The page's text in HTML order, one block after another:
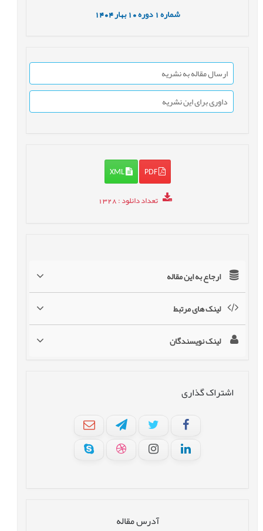
شماره1 دوره10 بهار1404
ارسال مقاله به نشریه
داوری برای این نشریه
PDF
XML
تعداد دانلود: 1328
ارجاع به این مقاله
لینک های مرتبط
لینک نویسندگان
اشتراک گذاری
آدرس مقاله